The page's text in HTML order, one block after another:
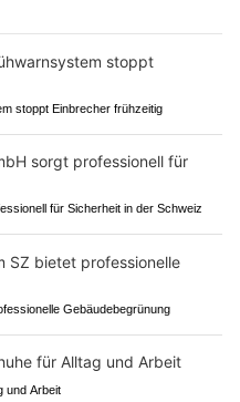
stoppt Einbrecher frühzeitig
für Sicherheit in der Schweiz
Gebäudebegrünung
und Arbeit